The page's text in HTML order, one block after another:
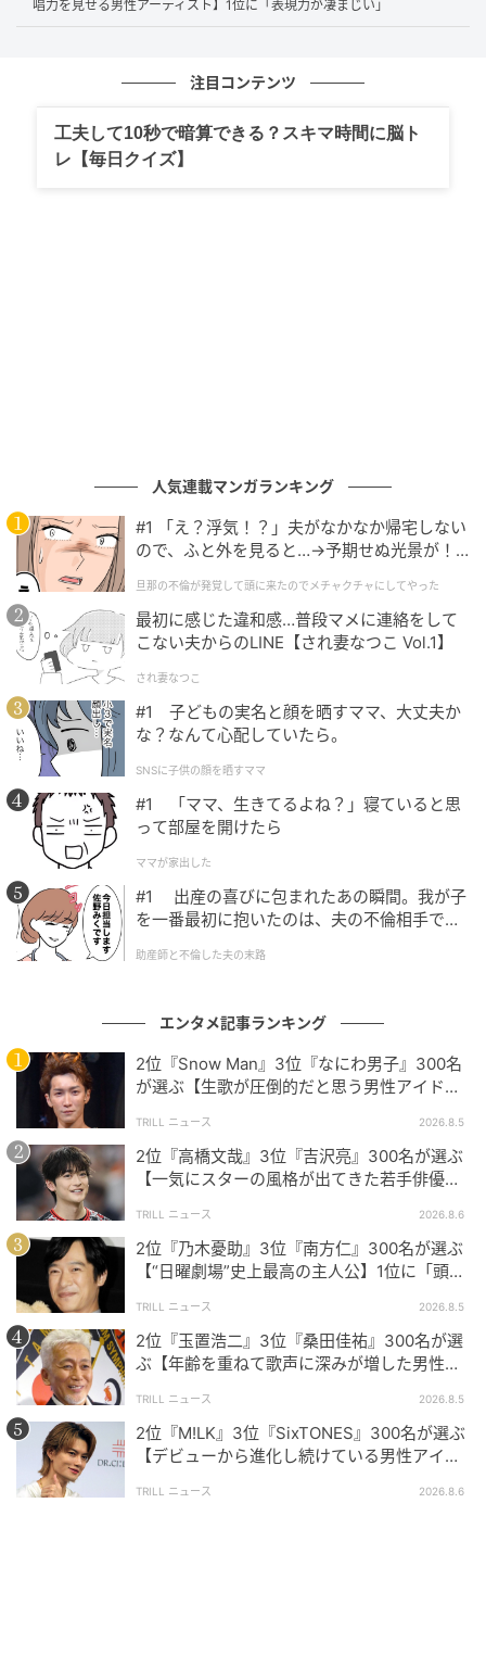
サンクチュアリや地面師たちなどの超ヒット作品でひっぱりだ
確かな存在感と役の幅もあり多数の作品で結果を残している
（45歳/男性）
ち』『新聞記者/The Journalist』などで主演・助演問
わず圧倒的な存在感と演技力を発揮し、多彩な役柄へ
の没入ぶりが絶賛されています。「憑依型」の演技ス
タイルや、どんなキャラクターでも自然体で魅せると
ころが多くの支持につながりました。
『地面師たち』での静かながらも狂気を孕んだ演技や、近年の
Netflixオリジナル作品で見せる徹底した役作りが、他の俳優と
は一線を画していると感じるから（37歳/男性）
狂気的な演技をさせたら右に出るものはいないと思うから。
（34歳/女性）
存在感が半端ないと思いますね。（61歳/男性）
今後の活躍にも注目です！
それぞれ個性的かつ唯一無二の魅力を持つ俳優陣が並
びました。視聴者一人ひとりの熱いコメントからは、
「別格」と感じさせる確かな理由とリアルな声が伝わ
ってきます。今後も彼らの活躍から目が離せません
ね！
※本記事は、自社で募集したアンケートの回答者300名
の意見を集計した結果に基づき制作しています。社会
全体の意見を代表、あるいは断定するものではないこ
とを、あらかじめご了承ください。
※記事内の情報は執筆時点の内容です。
※コメントは原文ママ
※本記事は自社で募集したアンケートの回答結果をも
唱力を見せる男性アーティスト】1位に「表現力が凄まじい」
注目コンテンツ
工夫して10秒で暗算できる？スキマ時間に脳ト
レ【毎日クイズ】
人気連載マンガランキング
#1 「え？浮気！？」夫がなかなか帰宅しない
ので、ふと外を見ると…→予期せぬ光景が！
クチャにしてやった
旦那の不倫が発覚して頭に来たのでメチャクチャにしてやった
最初に感じた違和感…普段マメに連絡をして
こない夫からのLINE【され妻なつこ Vol.1】
され妻なつこ
#1 子どもの実名と顔を晒すママ、大丈夫か
な？なんて心配していたら。
SNSに子供の顔を晒すママ
#1 「ママ、生きてるよね？」寝ていると思
って部屋を開けたら
ママが家出した
#1 出産の喜びに包まれたあの瞬間。我が子
を一番最初に抱いたのは、夫の不倫相手でし
助産師と不倫した夫の末路
エンタメ記事ランキング
2位『Snow Man』3位『なにわ男子』300名
が選ぶ【生歌が圧倒的だと思う男性アイドル
TRILL ニュース 2026.8.5
2位『高橋文哉』3位『吉沢亮』300名が選ぶ
【一気にスターの風格が出てきた若手俳優】1
TRILL ニュース 2026.8.6
2位『乃木憂助』3位『南方仁』300名が選ぶ
【“日曜劇場”史上最高の主人公】1位に「頭
TRILL ニュース 2026.8.5
2位『玉置浩二』3位『桑田佳祐』300名が選
ぶ【年齢を重ねて歌声に深みが増した男性ア
TRILL ニュース 2026.8.5
2位『M!LK』3位『SixTONES』300名が選ぶ
【デビューから進化し続けている男性アイド
TRILL ニュース 2026.8.6